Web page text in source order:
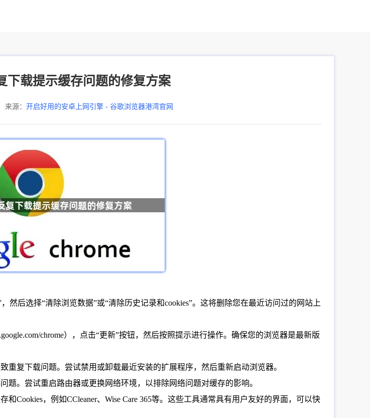
下载提示缓存问题的修复方案
来源： 开启好用的安卓上网引擎 - 谷歌浏览器港湾官网
然后选择“清除浏览数据”或“清除历史记录和cookies”。这将删除您在最近访问过的网站上
chrome），点击“更新”按钮，然后按照提示进行操作。确保您的浏览器是最新版
重复下载问题。尝试禁用或卸载最近安装的扩展程序，然后重新启动浏览器。
。尝试重启路由器或更换网络环境，以排除网络问题对缓存的影响。
Cookies，例如CCleaner、Wise Care 365等。这些工具通常具有用户友好的界面，可以快